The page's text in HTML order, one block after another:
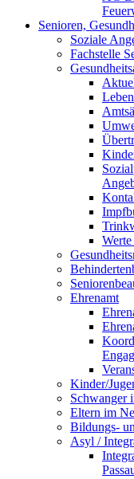
Senioren,
Soziale
Fachstelle
Werte
Ehrenamt
Kinder/
Schwanger
Eltern im
Bildungs-
Asyl /